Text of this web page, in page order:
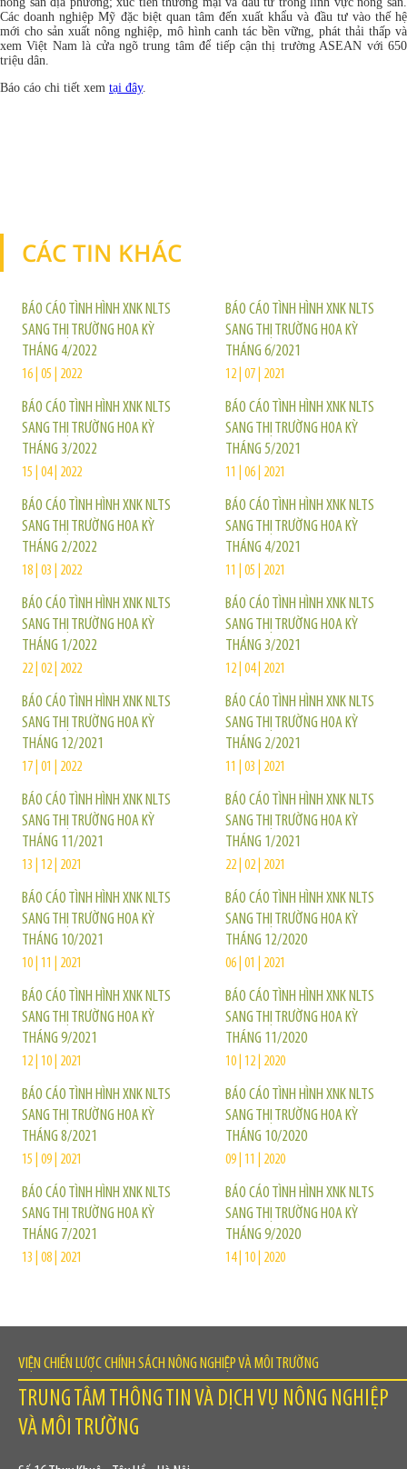
Các doanh nghiệp Mỹ đặc biệt quan tâm đến xuất khẩu và đầu tư vào thế hệ
mới cho sản xuất nông nghiệp, mô hình canh tác bền vững, phát thải thấp và
xem Việt Nam là cửa ngõ trung tâm để tiếp cận thị trường ASEAN với 650
triệu dân.
Báo cáo chi tiết xem tại đây.
CÁC TIN KHÁC
BÁO CÁO TÌNH HÌNH XNK NLTS
SANG THỊ TRƯỜNG HOA KỲ
THÁNG 4/2022
16 | 05 | 2022
BÁO CÁO TÌNH HÌNH XNK NLTS
SANG THỊ TRƯỜNG HOA KỲ
THÁNG 3/2022
15 | 04 | 2022
BÁO CÁO TÌNH HÌNH XNK NLTS
SANG THỊ TRƯỜNG HOA KỲ
THÁNG 2/2022
18 | 03 | 2022
BÁO CÁO TÌNH HÌNH XNK NLTS
SANG THỊ TRƯỜNG HOA KỲ
THÁNG 1/2022
22 | 02 | 2022
BÁO CÁO TÌNH HÌNH XNK NLTS
SANG THỊ TRƯỜNG HOA KỲ
THÁNG 12/2021
17 | 01 | 2022
BÁO CÁO TÌNH HÌNH XNK NLTS
SANG THỊ TRƯỜNG HOA KỲ
THÁNG 11/2021
13 | 12 | 2021
BÁO CÁO TÌNH HÌNH XNK NLTS
SANG THỊ TRƯỜNG HOA KỲ
THÁNG 10/2021
10 | 11 | 2021
BÁO CÁO TÌNH HÌNH XNK NLTS
SANG THỊ TRƯỜNG HOA KỲ
THÁNG 9/2021
12 | 10 | 2021
BÁO CÁO TÌNH HÌNH XNK NLTS
SANG THỊ TRƯỜNG HOA KỲ
THÁNG 8/2021
15 | 09 | 2021
BÁO CÁO TÌNH HÌNH XNK NLTS
SANG THỊ TRƯỜNG HOA KỲ
THÁNG 7/2021
13 | 08 | 2021
BÁO CÁO TÌNH HÌNH XNK NLTS
SANG THỊ TRƯỜNG HOA KỲ
THÁNG 6/2021
12 | 07 | 2021
BÁO CÁO TÌNH HÌNH XNK NLTS
SANG THỊ TRƯỜNG HOA KỲ
THÁNG 5/2021
11 | 06 | 2021
BÁO CÁO TÌNH HÌNH XNK NLTS
SANG THỊ TRƯỜNG HOA KỲ
THÁNG 4/2021
11 | 05 | 2021
BÁO CÁO TÌNH HÌNH XNK NLTS
SANG THỊ TRƯỜNG HOA KỲ
THÁNG 3/2021
12 | 04 | 2021
BÁO CÁO TÌNH HÌNH XNK NLTS
SANG THỊ TRƯỜNG HOA KỲ
THÁNG 2/2021
11 | 03 | 2021
BÁO CÁO TÌNH HÌNH XNK NLTS
SANG THỊ TRƯỜNG HOA KỲ
THÁNG 1/2021
22 | 02 | 2021
BÁO CÁO TÌNH HÌNH XNK NLTS
SANG THỊ TRƯỜNG HOA KỲ
THÁNG 12/2020
06 | 01 | 2021
BÁO CÁO TÌNH HÌNH XNK NLTS
SANG THỊ TRƯỜNG HOA KỲ
THÁNG 11/2020
10 | 12 | 2020
BÁO CÁO TÌNH HÌNH XNK NLTS
SANG THỊ TRƯỜNG HOA KỲ
THÁNG 10/2020
09 | 11 | 2020
BÁO CÁO TÌNH HÌNH XNK NLTS
SANG THỊ TRƯỜNG HOA KỲ
THÁNG 9/2020
14 | 10 | 2020
VIỆN CHIẾN LƯỢC CHÍNH SÁCH NÔNG NGHIỆP VÀ MÔI TRƯỜNG
TRUNG TÂM THÔNG TIN VÀ DỊCH VỤ NÔNG NGHIỆP
VÀ MÔI TRƯỜNG